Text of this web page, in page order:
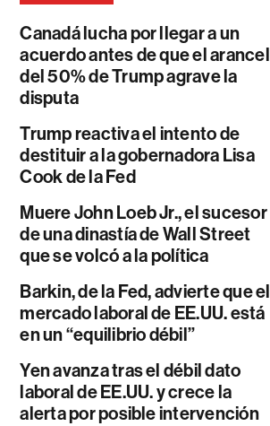
Canadá lucha por llegar a un
acuerdo antes de que el arancel
del 50% de Trump agrave la
disputa
Trump reactiva el intento de
destituir a la gobernadora Lisa
Cook de la Fed
Muere John Loeb Jr., el sucesor
de una dinastía de Wall Street
que se volcó a la política
Barkin, de la Fed, advierte que el
mercado laboral de EE.UU. está
en un “equilibrio débil”
Yen avanza tras el débil dato
laboral de EE.UU. y crece la
alerta por posible intervención